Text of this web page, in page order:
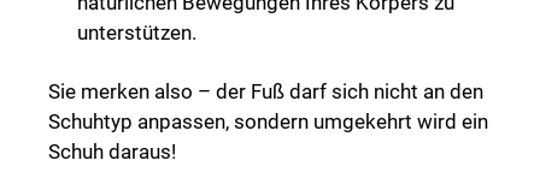
unterstützen.
Sie merken also – der Fuß darf sich nicht an den
Schuhtyp anpassen, sondern umgekehrt wird ein
Schuh daraus!